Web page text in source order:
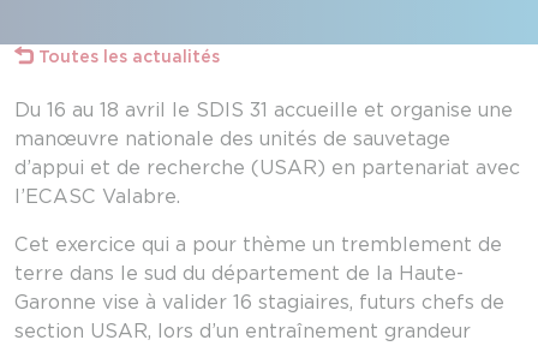
Toutes les actualités
Du 16 au 18 avril le SDIS 31 accueille et organise une
manœuvre nationale des unités de sauvetage
d’appui et de recherche (USAR) en partenariat avec
l’ECASC Valabre.
Cet exercice qui a pour thème un tremblement de
terre dans le sud du département de la Haute-
Garonne vise à valider 16 stagiaires, futurs chefs de
section USAR, lors d’un entraînement grandeur